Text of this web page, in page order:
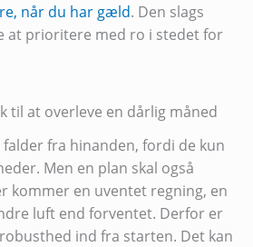
når du har gæld. Den slags
at prioritere med ro i stedet for
til at overleve en dårlig måned
fra hinanden, fordi de kun
Men en plan skal også
kommer en uventet regning, en
luft end forventet. Derfor er
ind fra starten. Det kan